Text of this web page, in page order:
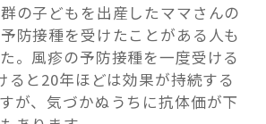
の子どもを出産したママさんの
防接種を受けたことがある人も
。風疹の予防接種を一度受ける
ると20年ほどは効果が持続する
が、気づかぬうちに抗体価が下